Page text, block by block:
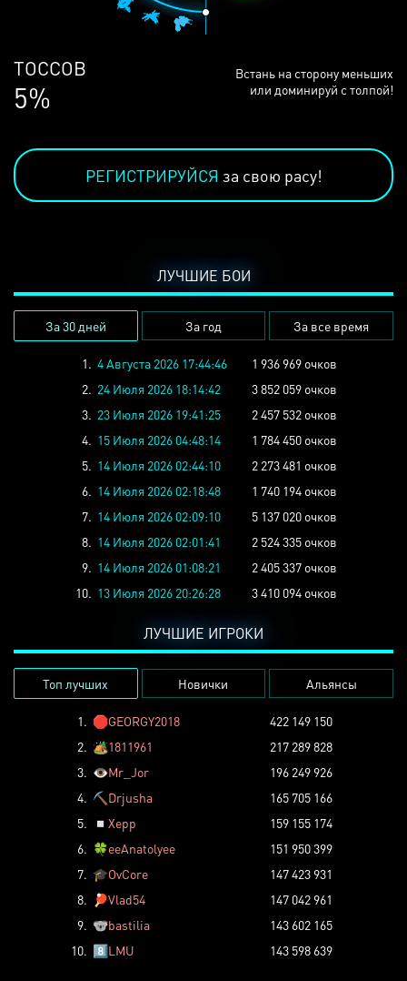
ЛЮДЕЙ
68%
Встань на сторону меньших
или доминируй с толпой!
РЕГИСТРИРУЙСЯ за свою расу!
ЛУЧШИЕ БОИ
За 30 дней За год За все время
1. 4 Августа 2026 17:44:46
1 936 969 очков
2. 24 Июля 2026 18:14:42
3 852 059 очков
3. 23 Июля 2026 19:41:25
2 457 532 очков
4. 15 Июля 2026 04:48:14
1 784 450 очков
5. 14 Июля 2026 02:44:10
2 273 481 очков
6. 14 Июля 2026 02:18:48
1 740 194 очков
7. 14 Июля 2026 02:09:10
5 137 020 очков
8. 14 Июля 2026 02:01:41
2 524 335 очков
9. 14 Июля 2026 01:08:21
2 405 337 очков
10. 13 Июля 2026 20:26:28 3 410 094 очков
ЛУЧШИЕ ИГРОКИ
Топ лучших Новички Альянсы
1. 🛑GEORGY2018
422 149 150
2. 🏕️1811961
217 289 828
3. 👁️Mr_Jor
196 249 926
4. ⛏️ Drjusha
165 705 166
5.
◽ Xepp
159 155 174
6. 🍀eeAnatolyee
151 950 399
7. 🎓OvCore
147 423 931
8.
🏓Vlad54
147 042 961
9. 🐨bastilia
143 602 165
10. 8️⃣LMU 143 598 639